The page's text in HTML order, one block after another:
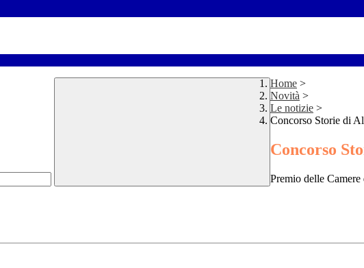
Home >
Novità >
Le notizie >
Concorso Storie di
Concorso
Premio delle